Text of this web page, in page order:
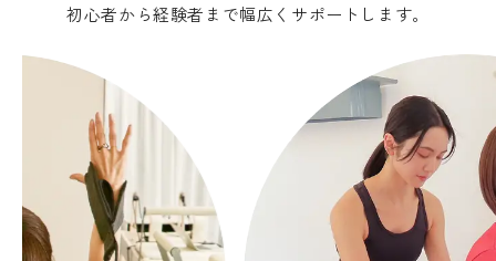
初心者から経験者まで幅広くサポートします。